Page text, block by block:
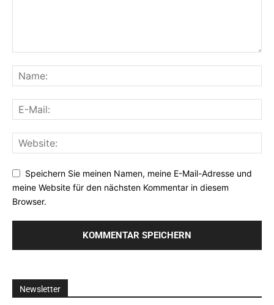
Speichern Sie meinen Namen, meine E-Mail-Adresse und
meine Website für den nächsten Kommentar in diesem
Browser.
Newsletter